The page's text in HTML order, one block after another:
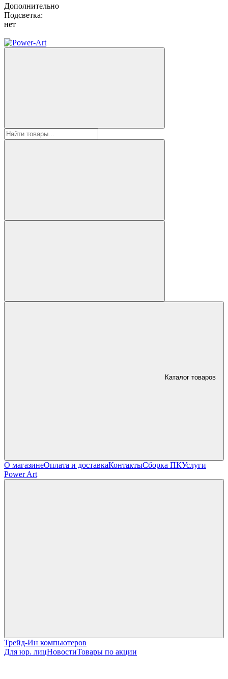
Дополнительно
Подсветка:
нет
Каталог товаров
О магазинеОплата и доставкаКонтактыСборка ПКУслуги
Power Art
Трейд-Ин компьютеров
Для юр. лицНовостиТовары по акции